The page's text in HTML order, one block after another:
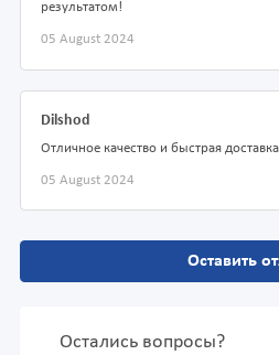
результатом!
05 August 2024
Dilshod
Отличное качество и быстрая
05 August 2024
Оставить
Остались вопросы?